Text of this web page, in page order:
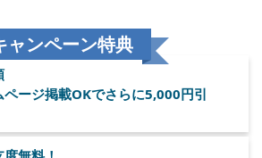
ャンペーン特典
ページ掲載OKでさらに5,000円引